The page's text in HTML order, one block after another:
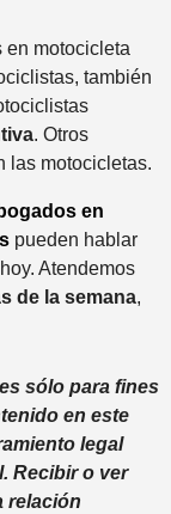
en motocicleta
también
. Otros
las motocicletas.
en
pueden hablar
Atendemos
de la semana,
sólo para fines
en este
legal
Recibir o ver
relación